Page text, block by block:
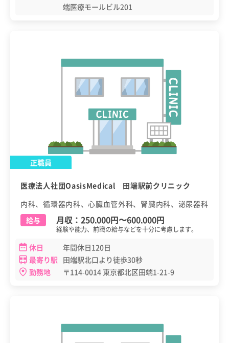
端医療モールビル201
正職員
医療法人社団OasisMedical 田端駅前クリニック
内科、循環器内科、心臓血管外科、腎臓内科、泌尿器科
給与
月収： 250,000円〜600,000円
経験や能力、前職の給与などを十分に考慮します。
休日
年間休日120日
最寄り駅 田端駅北口より徒歩30秒
勤務地
〒114-0014 東京都北区田端1-21-9